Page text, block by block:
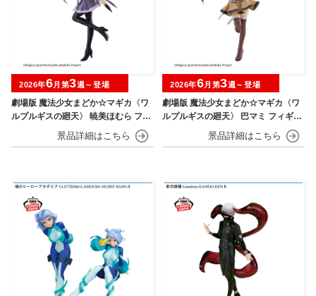
劇場版 魔法少女まどか☆マギカ〈ワ
ルプルギスの廻天〉 暁美ほむら フィ
2026年6月第3週～登場
劇場版 魔法少女まどか☆マギカ〈ワ
ルプルギスの廻天〉 巴マミ フィギュ
2026年6月第3週～登場